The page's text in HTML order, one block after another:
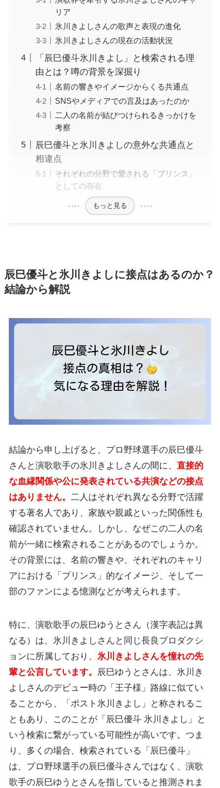
リア
氷川きよしさんの歌声と表現の進化
氷川きよしさんの現在の活動状況
「辰巳優斗氷川きよし」と検索される理
由とは？噂の背景を深掘り
名前の響きやイメージからくる共通点
SNSやメディアでの言及はあったのか
二人の名前が結びつけられるきっかけを
考察
辰巳優斗と氷川きよしの意外な共通点と
相違点
それぞれの分野で愛される「プリンス」
としての存在
もっと見る
辰巳優斗と氷川きよしに接点はあるのか？
結論から解説
結論から申し上げると、プロ野球選手の辰巳優斗
さんと演歌歌手の氷川きよしさんの間に、 直接的
な血縁関係や公に発表されている共演などの接点
はありません。 二人はそれぞれ異なる分野で活躍
する著名人であり、家族や親戚といった関係性も
確認されていません。しかし、なぜこの二人の名
前が一緒に検索されることがあるのでしょうか。
その背景には、名前の響きや、それぞれのキャリ
アにおける「プリンス」的なイメージ、そして一
部のファンによる憶測などが考えられます。
特に、演歌歌手の辰巳ゆうとさん（漢字表記は異
なる）は、氷川きよしさんと同じ長良プロダクシ
ョンに所属しており、 氷川きよしさんを憧れの先
輩と公言しています。
辰巳ゆうとさんは、氷川き
よしさんのデビュー時の「王子様」路線に似てい
ることから、「ポスト氷川きよし」と称されるこ
ともあり、このことが「辰巳優斗 氷川きよし」と
いう検索に繋がっている可能性が高いです。つま
り、多くの場合、検索されている「辰巳優斗」
は、プロ野球選手の辰巳優斗さんではなく、演歌
歌手の辰巳ゆうとさんを指していると推測されま